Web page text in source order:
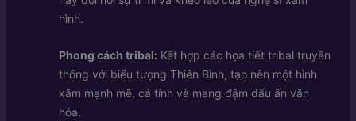
hình.
Phong cách tribal: Kết hợp các họa tiết tribal truyền
thống với biểu tượng Thiên Bình, tạo nên một hình
xăm mạnh mẽ, cá tính và mang đậm dấu ấn văn
hóa.